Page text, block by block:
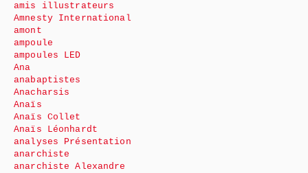
amis illustrateurs
Amnesty International
amont
ampoule
ampoules LED
Ana
anabaptistes
Anacharsis
Anaïs
Anaïs Collet
Anaïs Léonhardt
analyses Présentation
anarchiste
anarchiste Alexandre